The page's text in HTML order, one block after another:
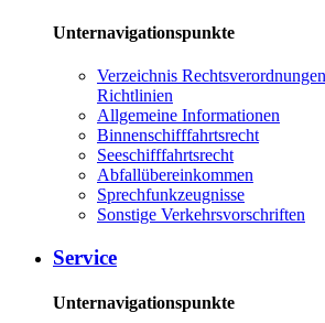
Unternavigationspunkte
Verzeichnis
Richtlinien
Allgemeine Informationen
Binnenschifffahrtsrecht
Seeschifffahrtsrecht
Abfallübereinkommen
Sprechfunkzeugnisse
Sonstige Verkehrsvorschriften
Service
Unternavigationspunkte